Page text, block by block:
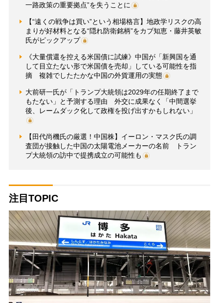
一路政策の重要拠点”を失うことに
【“遠くの戦争は買い”という相場格言】地政学リスクの高
まりが好材料となる“隠れ防衛銘柄”をカブ知恵・藤井英敏
氏がピックアップ
《大量償還を控える米国債に試練》中国が「新興国を通
して目立たない形で米国債を売却」している可能性を指
摘 複雑でしたたかな中国の外貨運用の実態
大前研一氏が「トランプ大統領は2029年の任期終了まで
もたない」と予測する理由 外交に成果なく「中間選挙
後、レームダック化して政権を投げ出すかもしれない」
【田代尚機氏の厳選！中国株】イーロン・マスク氏の調
査団が接触した中国の太陽電池メーカーの名前 トラン
プ大統領の訪中で提携成立の可能性も
注目TOPIC